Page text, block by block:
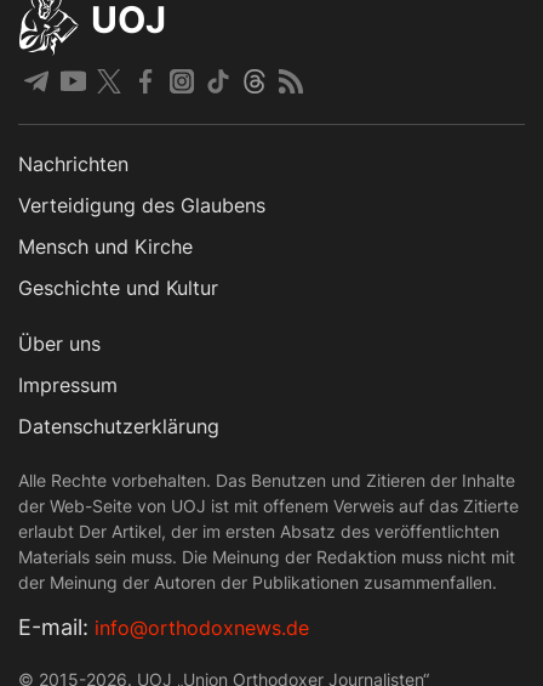
UOJ
Nachrichten
Verteidigung des Glaubens
Mensch und Kirche
Geschichte und Kultur
Über uns
Impressum
Datenschutzerklärung
Alle Rechte vorbehalten. Das Benutzen und Zitieren der Inhalte
der Web-Seite von UOJ ist mit offenem Verweis auf das Zitierte
erlaubt Der Artikel, der im ersten Absatz des veröffentlichten
Materials sein muss. Die Meinung der Redaktion muss nicht mit
der Meinung der Autoren der Publikationen zusammenfallen.
Е-mail: info@orthodoxnews.de
© 2015-2026. UOJ „Union Orthodoxer Journalisten“